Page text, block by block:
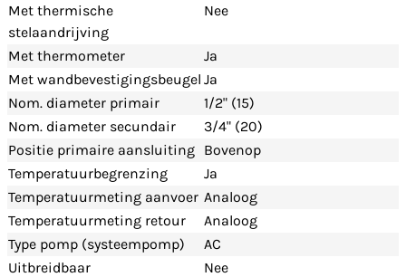
Met thermische
stelaandrijving
Nee
Met thermometer
Ja
Met wandbevestigingsbeugel Ja
Nom. diameter primair
1/2" (15)
Nom. diameter secundair
3/4" (20)
Positie primaire aansluiting Bovenop
Temperatuurbegrenzing
Ja
Temperatuurmeting aanvoer Analoog
Temperatuurmeting retour
Analoog
Type pomp (systeempomp)
AC
Uitbreidbaar
Nee